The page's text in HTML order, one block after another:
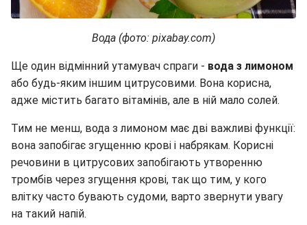
Вода (фото: pixabay.com)
Ще один відмінний утамувач спраги - вода з лимоном
або будь-яким іншим цитрусовими. Вона корисна,
адже містить багато вітамінів, але в ній мало солей.
Тим не менш, вода з лимоном має дві важливі функції:
вона запобігає згущенню крові і набрякам. Корисні
речовини в цитрусових запобігають утворенню
тромбів через згущення крові, так що тим, у кого
влітку часто бувають судоми, варто звернути увагу
на такий напій.